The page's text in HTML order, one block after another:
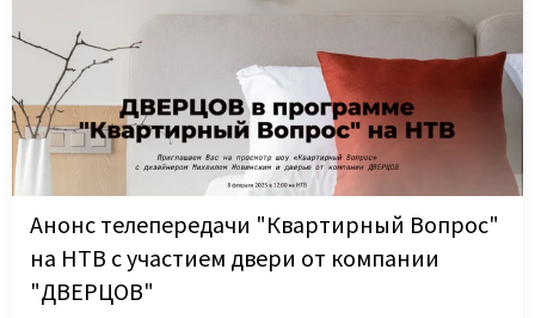
Анонс телепередачи "Квартирный Вопрос"
на НТВ с участием двери от компании
"ДВЕРЦОВ"